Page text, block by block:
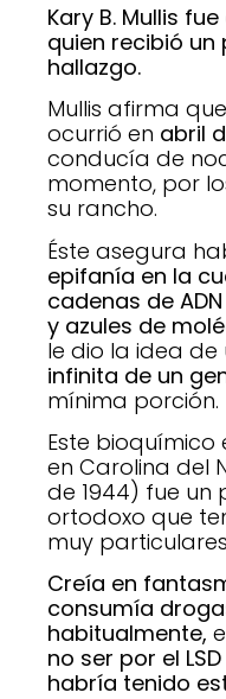
Kary B. Mullis
quien recibió un
hallazgo.
Mullis afirma
ocurrió en abril
conducía de
momento, por
su rancho.
Éste asegura
epifanía en la
cadenas de
y azules de
le dio la idea de
infinita de un
mínima porción.
Este
en Carolina del
de 1944) fue un
ortodoxo que
muy
Creía en
consumía
habitualmente,
no ser por el
habría tenido